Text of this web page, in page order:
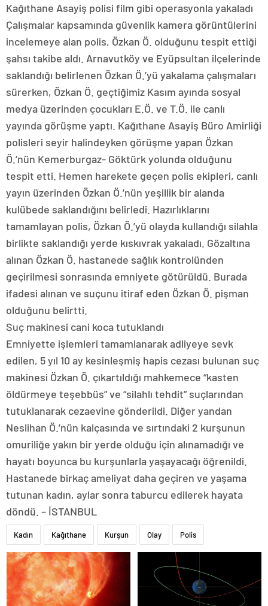
Kağıthane Asayiş polisi film gibi operasyonla yakaladı
Çalışmalar kapsamında güvenlik kamera görüntülerini
incelemeye alan polis, Özkan Ö. olduğunu tespit ettiği
şahsı takibe aldı. Arnavutköy ve Eyüpsultan ilçelerinde
saklandığı belirlenen Özkan Ö.’yü yakalama çalışmaları
sürerken, Özkan Ö. geçtiğimiz Kasım ayında sosyal
medya üzerinden çocukları E.Ö. ve T.Ö. ile canlı
yayında görüşme yaptı. Kağıthane Asayiş Büro Amirliği
polisleri seyir halindeyken görüşme yapan Özkan
Ö.’nün Kemerburgaz- Göktürk yolunda olduğunu
tespit etti. Hemen harekete geçen polis ekipleri, canlı
yayın üzerinden Özkan Ö.’nün yeşillik bir alanda
kulübede saklandığını belirledi. Hazırlıklarını
tamamlayan polis, Özkan Ö.’yü olayda kullandığı silahla
birlikte saklandığı yerde kıskıvrak yakaladı. Gözaltına
alınan Özkan Ö. hastanede sağlık kontrolünden
geçirilmesi sonrasında emniyete götürüldü. Burada
ifadesi alınan ve suçunu itiraf eden Özkan Ö. pişman
olduğunu belirtti.
Suç makinesi cani koca tutuklandı
Emniyette işlemleri tamamlanarak adliyeye sevk
edilen, 5 yıl 10 ay kesinleşmiş hapis cezası bulunan suç
makinesi Özkan Ö. çıkartıldığı mahkemece “kasten
öldürmeye teşebbüs” ve “silahlı tehdit” suçlarından
tutuklanarak cezaevine gönderildi. Diğer yandan
Neslihan Ö.’nün kalçasında ve sırtındaki 2 kurşunun
omuriliğe yakın bir yerde olduğu için alınamadığı ve
hayatı boyunca bu kurşunlarla yaşayacağı öğrenildi.
Hastanede birkaç ameliyat daha geçiren ve yaşama
tutunan kadın, aylar sonra taburcu edilerek hayata
döndü. – İSTANBUL
Kadın Kağıthane Kurşun Olay Polis